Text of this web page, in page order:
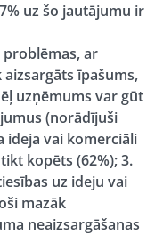
uz šo jautājumu ir
ar
īpašums,
uzņēmums var gūt
(norādījuši
ideja vai komerciāli
kopēts (62%); 3.
uz ideju vai
mazāk
neaizsargāšanas